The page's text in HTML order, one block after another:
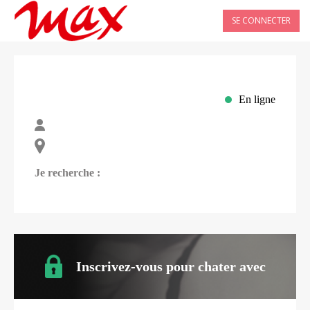
SE CONNECTER
En ligne
Je recherche :
Inscrivez-vous pour chater avec